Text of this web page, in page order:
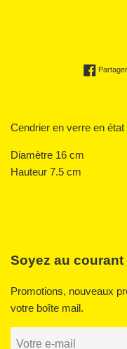
Partager
Cendrier en verre en
Diamètre 16 cm
Hauteur 7.5 cm
Soyez au courant
Promotions, nouveaux
votre boîte mail.